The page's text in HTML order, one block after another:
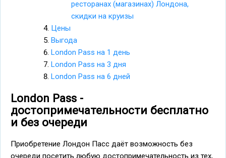
ресторанах (магазинах) Лондона,
скидки на круизы
Цены
Выгода
London Pass на 1 день
London Pass на 3 дня
London Pass на 6 дней
London Pass -
достопримечательности бесплатно
и без очереди
Приобретение Лондон Пасс даёт возможность без
очереди посетить любую достопримечательность из тех,